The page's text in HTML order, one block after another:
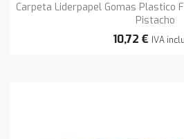
Carpeta Liderpapel Gomas Plastico
Pistacho
10,72 € IVA